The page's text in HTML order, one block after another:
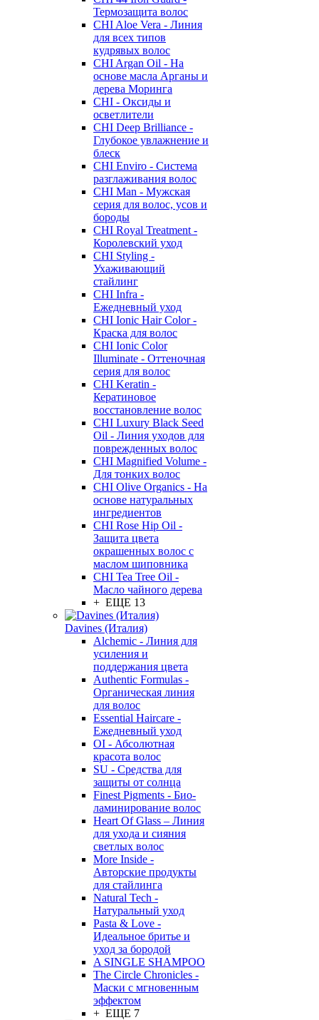
Термозащита волос
CHI Aloe Vera - Линия
для всех типов
кудрявых волос
CHI Argan Oil - На
основе масла Арганы и
дерева Моринга
CHI - Оксиды и
осветлители
CHI Deep Brilliance -
Глубокое увлажнение и
блеск
CHI Enviro - Система
разглаживания волос
CHI Man - Мужская
серия для волос, усов и
бороды
CHI Royal Treatment -
Королевский уход
CHI Styling -
Ухаживающий
стайлинг
CHI Infra -
Ежедневный уход
CHI Ionic Hair Color -
Краска для волос
CHI Ionic Color
Illuminate - Оттеночная
серия для волос
CHI Keratin -
Кератиновое
восстановление волос
CHI Luxury Black Seed
Oil - Линия уходов для
поврежденных волос
CHI Magnified Volume -
Для тонких волос
CHI Olive Organics - На
основе натуральных
ингредиентов
CHI Rose Hip Oil -
Защита цвета
окрашенных волос с
маслом шиповника
CHI Tea Tree Oil -
Масло чайного дерева
+ ЕЩЕ 13
Davines (Италия)
Alchemic - Линия для
усиления и
поддержания цвета
Authentic Formulas -
Органическая линия
для волос
Essential Haircare -
Eжедневный уход
OI - Абсолютная
красота волос
SU - Средства для
защиты от солнца
Finest Pigments - Био-
ламинирование волос
Heart Of Glass – Линия
для ухода и сияния
светлых волос
More Inside -
Авторские продукты
для стайлинга
Natural Tech -
Натуральный уход
Pasta & Love -
Идеальное бритье и
уход за бородой
A SINGLE SHAMPOO
The Circle Chronicles -
Маски с мгновенным
эффектом
+ ЕЩЕ 7